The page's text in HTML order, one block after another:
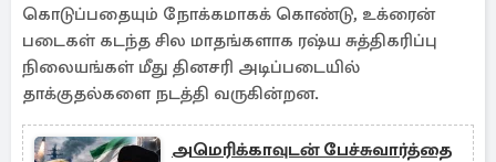
கொடுப்பதையும் நோக்கமாகக் கொண்டு, உக்ரைன்
படைகள் கடந்த சில மாதங்களாக ரஷ்ய சுத்திகரிப்பு
நிலையங்கள் மீது தினசரி அடிப்படையில்
தாக்குதல்களை நடத்தி வருகின்றன.
அமெரிக்காவுடன் பேச்சுவார்த்தை